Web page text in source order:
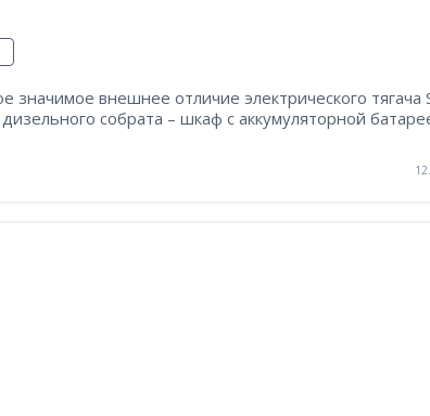
значимое внешнее отличие электрического тягача
собрата – шкаф с аккумуляторной